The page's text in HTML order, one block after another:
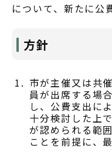
について、新たに公
方針
市が主催又は共
員が出席する場
し、公費支出に
十分検討した上
が認められる範
ことを前提に、